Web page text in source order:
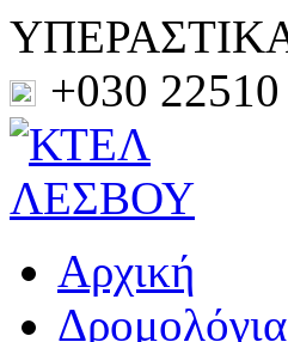
+030
Αρχική
Δρομολόγια